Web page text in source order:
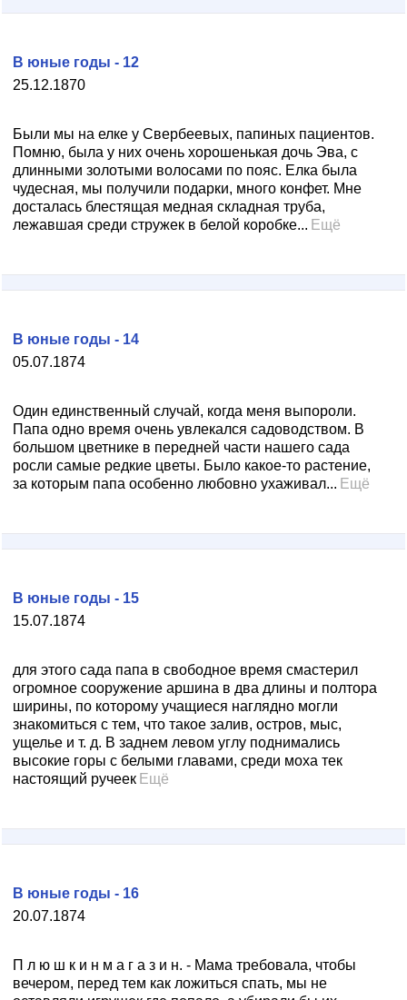
25.12.1870
В юные годы - 12
Были мы на елке у Свербеевых, папиных пациентов.
Помню, была у них очень хорошенькая дочь Эва, с
длинными золотыми волосами по пояс. Елка была
чудесная, мы получили подарки, много конфет. Мне
досталась блестящая медная складная труба,
лежавшая среди стружек в белой коробке... Ещё
05.07.1874
В юные годы - 14
Один единственный случай, когда меня выпороли.
Папа одно время очень увлекался садоводством. В
большом цветнике в передней части нашего сада
росли самые редкие цветы. Было какое-то растение,
за которым папа особенно любовно ухаживал... Ещё
15.07.1874
В юные годы - 15
для этого сада папа в свободное время смастерил
огромное сооружение аршина в два длины и полтора
ширины, по которому учащиеся наглядно могли
знакомиться с тем, что такое залив, остров, мыс,
ущелье и т. д. В заднем левом углу поднимались
высокие горы с белыми главами, среди моха тек
настоящий ручеек Ещё
20.07.1874
В юные годы - 16
П л ю ш к и н м а г а з и н. - Мама требовала, чтобы
вечером, перед тем как ложиться спать, мы не